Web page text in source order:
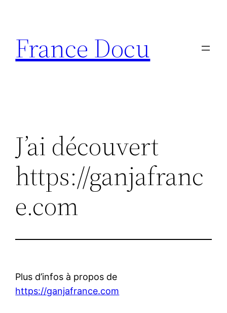
contenu
France Docu
J’ai découvert
https://ganjafranc
e.com
Plus d’infos à propos de
https://ganjafrance.com